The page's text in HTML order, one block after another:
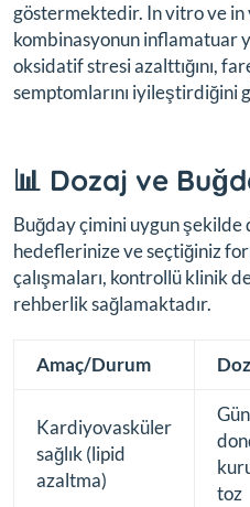
göstermektedir. In vitro ve in
kombinasyonun inflamatuar
oksidatif stresi azalttığını,
semptomlarını iyileştirdiğini
📊 Dozaj ve
Buğday çimini uygun şekilde
hedeflerinize ve seçtiğiniz
çalışmaları, kontrollü klinik
rehberlik sağlamaktadır.
Amaç/Durum
Kardiyovasküler
sağlık (lipid
azaltma)
toz